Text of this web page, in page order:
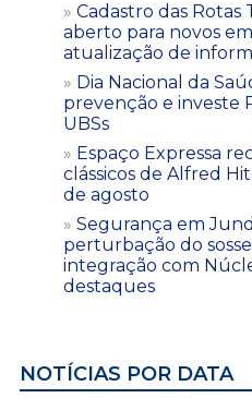
Cadastro das Rotas
aberto para novos
atualização de
Dia Nacional da
prevenção e investe
UBSs
Espaço Expressa
clássicos de Alfred
de agosto
Segurança em
perturbação do
integração com
destaques
NOTÍCIAS POR DATA